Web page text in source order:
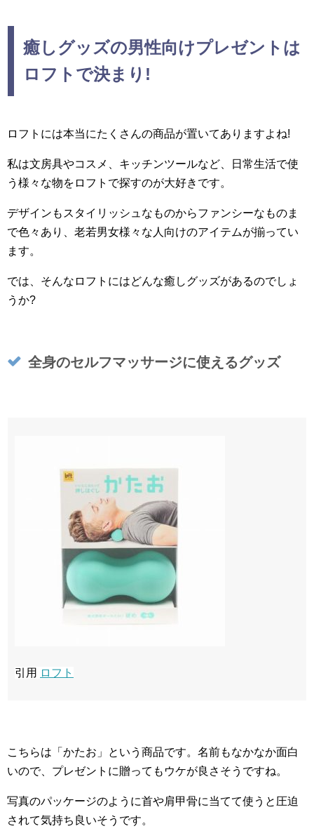
癒しグッズの男性向けプレゼントは
ロフトで決まり!
ロフトには本当にたくさんの商品が置いてありますよね!
私は文房具やコスメ、キッチンツールなど、日常生活で使
う様々な物をロフトで探すのが大好きです。
デザインもスタイリッシュなものからファンシーなものま
で色々あり、老若男女様々な人向けのアイテムが揃ってい
ます。
では、そんなロフトにはどんな癒しグッズがあるのでしょ
うか?
全身のセルフマッサージに使えるグッズ
引用 ロフト
こちらは「かたお」という商品です。名前もなかなか面白
いので、プレゼントに贈ってもウケが良さそうですね。
写真のパッケージのように首や肩甲骨に当てて使うと圧迫
されて気持ち良いそうです。